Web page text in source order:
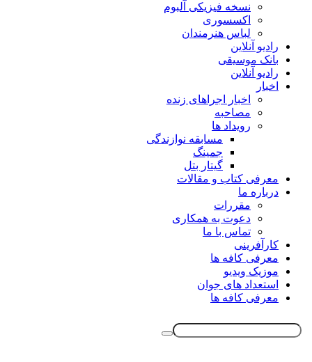
نسخه فیزیکی آلبوم
اکسسوری
لباس هنرمندان
رادیو آنلاین
بانک موسیقی
رادیو آنلاین
اخبار
اخبار اجراهای زنده
مصاحبه
رویداد ها
مسابقه نوازندگی
جمینگ
گیتار بتل
معرفی کتاب و مقالات
درباره ما
مقررات
دعوت به همکاری
تماس با ما
کارآفرینی
معرفی کافه ها
موزیک ویدیو
استعداد های جوان
معرفی کافه ها